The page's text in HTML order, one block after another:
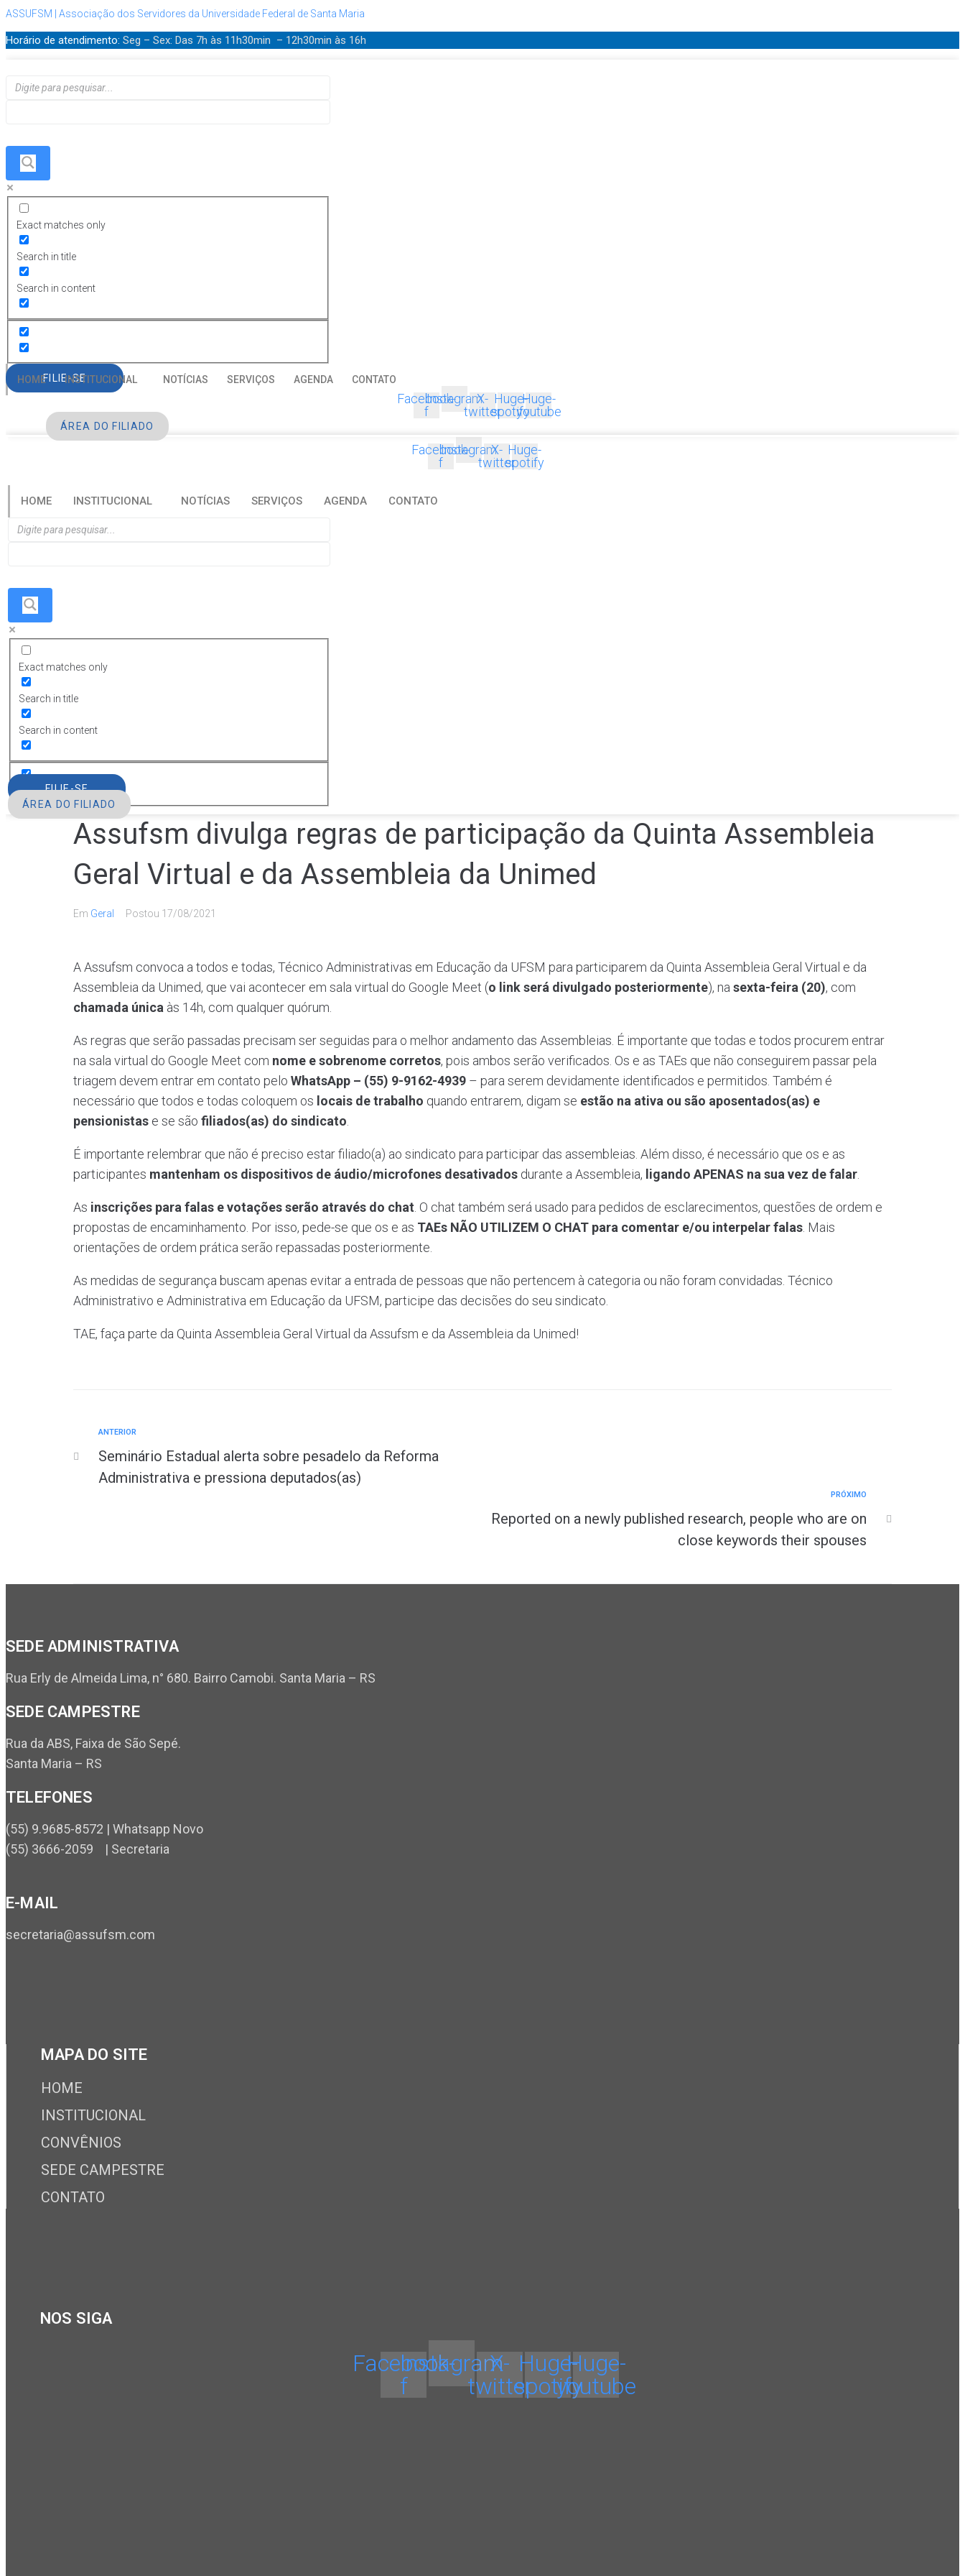
ASSUFSM | Associação dos Servidores da Universidade Federal de Santa Maria
Horário de atendimento: Seg – Sex: Das 7h às 11h30min – 12h30min às 16h
Exact matches only
Search in title
Search in content
HOME INSTITUCIONAL NOTÍCIAS SERVIÇOS AGENDA CONTATO
FILIE-SE
Facebook-
f
InstagramX-
twitter
Huge-
spotify
Huge-
youtube
ÁREA DO FILIADO
Facebook-
f
InstagramX-
twitter
Huge-
spotify
HOME INSTITUCIONAL NOTÍCIAS SERVIÇOS AGENDA CONTATO
Exact matches only
Search in title
Search in content
FILIE-SE
ÁREA DO FILIADO
Assufsm divulga regras de participação da Quinta Assembleia
Geral Virtual e da Assembleia da Unimed
Em Geral Postou 17/08/2021
A Assufsm convoca a todos e todas, Técnico Administrativas em Educação da UFSM para participarem da Quinta Assembleia Geral Virtual e da
Assembleia da Unimed, que vai acontecer em sala virtual do Google Meet (o link será divulgado posteriormente), na sexta-feira (20), com
chamada única às 14h, com qualquer quórum.
As regras que serão passadas precisam ser seguidas para o melhor andamento das Assembleias. É importante que todas e todos procurem entrar
na sala virtual do Google Meet com nome e sobrenome corretos, pois ambos serão verificados. Os e as TAEs que não conseguirem passar pela
triagem devem entrar em contato pelo WhatsApp – (55) 9-9162-4939 – para serem devidamente identificados e permitidos. Também é
necessário que todos e todas coloquem os locais de trabalho quando entrarem, digam se estão na ativa ou são aposentados(as) e
pensionistas e se são filiados(as) do sindicato
É importante relembrar que não é preciso estar filiado(a) ao sindicato para participar das assembleias. Além disso, é necessário que os e as
participantes mantenham os dispositivos de áudio/microfones desativados durante a Assembleia, ligando APENAS na sua vez de falar
As inscrições para falas e votações serão através do chat . O chat também será usado para pedidos de esclarecimentos, questões de ordem e
propostas de encaminhamento. Por isso, pede-se que os e as TAEs NÃO UTILIZEM O CHAT para comentar e/ou interpelar falas . Mais
orientações de ordem prática serão repassadas posteriormente.
As medidas de segurança buscam apenas evitar a entrada de pessoas que não pertencem à categoria ou não foram convidadas. Técnico
Administrativo e Administrativa em Educação da UFSM, participe das decisões do seu sindicato.
TAE, faça parte da Quinta Assembleia Geral Virtual da Assufsm e da Assembleia da Unimed!
Navegação
A
n
t
e
ANTERIOR
Seminário Estadual alerta sobre pesadelo da Reforma
Administrativa e pressiona deputados(as)
PRÓXIMO
Reported on a newly published research, people who are on
close keywords their spouses
SEDE ADMINISTRATIVA
Rua Erly de Almeida Lima, n° 680. Bairro Camobi. Santa Maria – RS
SEDE CAMPESTRE
Rua da ABS, Faixa de São Sepé.
Santa Maria – RS
TELEFONES
(55) 9.9685-8572 | Whatsapp Novo
(55) 3666-2059 | Secretaria
E-MAIL
secretaria@assufsm.com
MAPA DO SITE
HOME
INSTITUCIONAL
CONVÊNIOS
SEDE CAMPESTRE
CONTATO
NOS SIGA
Facebook-
f
Instagram
X-
twitter
Huge-
spotify
Huge-
youtube